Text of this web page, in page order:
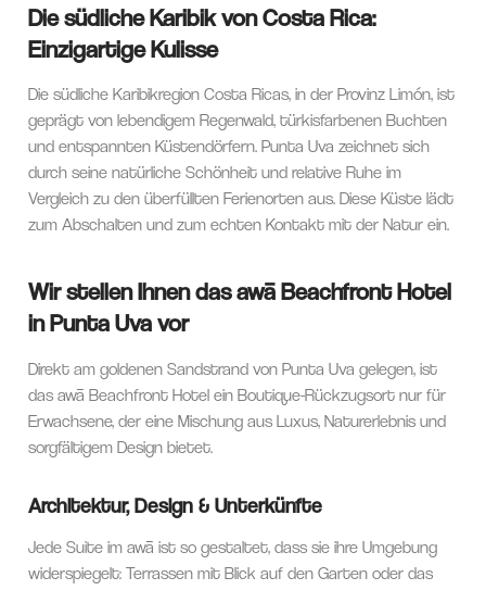
Die südliche Karibik von Costa Rica:
Einzigartige Kulisse
Die südliche Karibikregion Costa Ricas, in der Provinz Limón, ist
geprägt von lebendigem Regenwald, türkisfarbenen Buchten
und entspannten Küstendörfern. Punta Uva zeichnet sich
durch seine natürliche Schönheit und relative Ruhe im
Vergleich zu den überfüllten Ferienorten aus. Diese Küste lädt
zum Abschalten und zum echten Kontakt mit der Natur ein.
Wir stellen Ihnen das awā Beachfront Hotel
in Punta Uva vor
Direkt am goldenen Sandstrand von Punta Uva gelegen, ist
das awā Beachfront Hotel ein Boutique-Rückzugsort nur für
Erwachsene, der eine Mischung aus Luxus, Naturerlebnis und
sorgfältigem Design bietet.
Architektur, Design & Unterkünfte
Jede Suite im awā ist so gestaltet, dass sie ihre Umgebung
widerspiegelt: Terrassen mit Blick auf den Garten oder das